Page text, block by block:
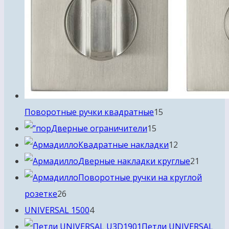
Поворотные ручки квадратные15
Дверные ограничители15
товаров
Квадратные накладки12
товаров
Дверные накладки круглые21
товар
Поворотные ручки на круглой
розетке26
товаров
UNIVERSAL 150044
товара
Петли UNIVERSAL